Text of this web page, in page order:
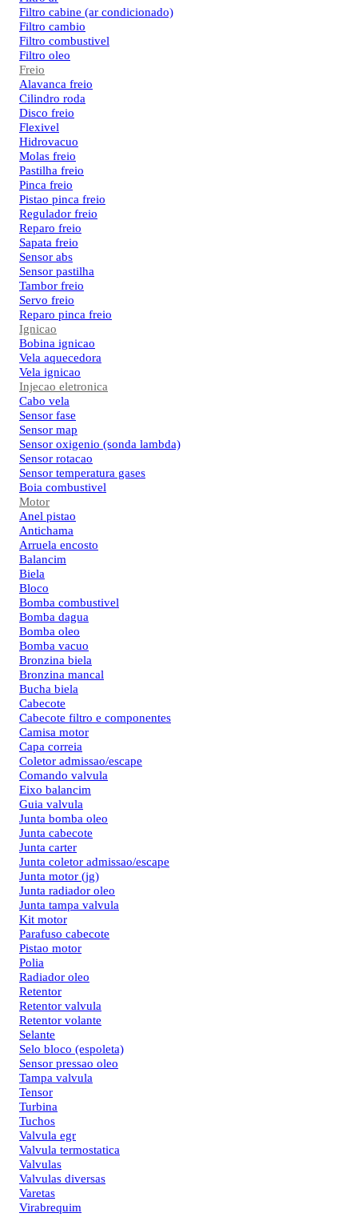
Filtro cabine (ar condicionado)
Filtro cambio
Filtro combustivel
Filtro oleo
Freio
Alavanca freio
Cilindro roda
Disco freio
Flexivel
Hidrovacuo
Molas freio
Pastilha freio
Pinca freio
Pistao pinca freio
Regulador freio
Reparo freio
Sapata freio
Sensor abs
Sensor pastilha
Tambor freio
Servo freio
Reparo pinca freio
Ignicao
Bobina ignicao
Vela aquecedora
Vela ignicao
Injecao eletronica
Cabo vela
Sensor fase
Sensor map
Sensor oxigenio (sonda lambda)
Sensor rotacao
Sensor temperatura gases
Boia combustivel
Motor
Anel pistao
Antichama
Arruela encosto
Balancim
Biela
Bloco
Bomba combustivel
Bomba dagua
Bomba oleo
Bomba vacuo
Bronzina biela
Bronzina mancal
Bucha biela
Cabecote
Cabecote filtro e componentes
Camisa motor
Capa correia
Coletor admissao/escape
Comando valvula
Eixo balancim
Guia valvula
Junta bomba oleo
Junta cabecote
Junta carter
Junta coletor admissao/escape
Junta motor (jg)
Junta radiador oleo
Junta tampa valvula
Kit motor
Parafuso cabecote
Pistao motor
Polia
Radiador oleo
Retentor
Retentor valvula
Retentor volante
Selante
Selo bloco (espoleta)
Sensor pressao oleo
Tampa valvula
Tensor
Turbina
Tuchos
Valvula egr
Valvula termostatica
Valvulas
Valvulas diversas
Varetas
Virabrequim